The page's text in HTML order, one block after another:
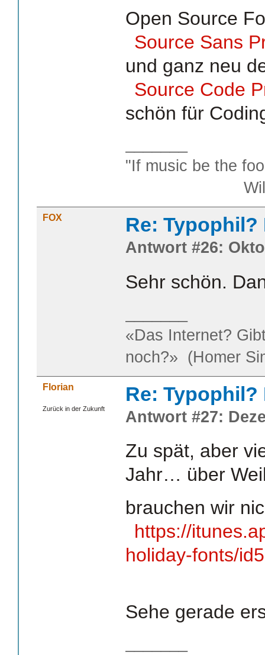
Open Source
Source Sans
und ganz neu
Source Code
schön für
"If music be the
William
FOX Re:
Antwort #26:
Sehr schön.
«Das Internet?
noch?» (Homer
Florian
Zurück in der Zukunft
Re:
Antwort #27:
Zu spät, aber
Jahr… über
brauchen wir
https://
holiday-fonts/
Sehe gerade